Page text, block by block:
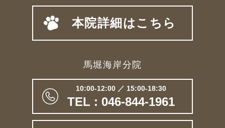
本院詳細はこちら
馬堀海岸分院
10:00-12:00 ／ 15:00-18:30
TEL : 046-844-1961